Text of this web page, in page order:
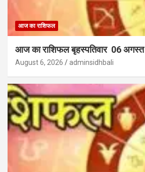
आज का राशिफल
आज का राशिफल बृहस्पतिवार 06 अगस्त
August 6, 2026 adminsidhbali